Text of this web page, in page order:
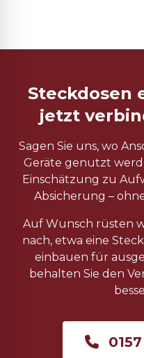
Steckdosen
jetzt
Sagen Sie uns, wo
Geräte genutzt
Einschätzung zu
Absicherung –
Auf Wunsch rüsten
nach, etwa eine
einbauen für
behalten Sie den